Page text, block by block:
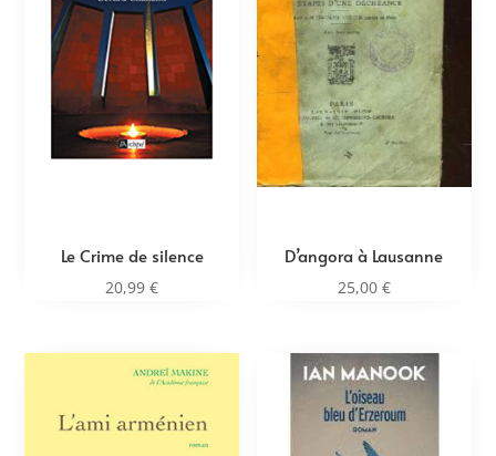
Le Crime de silence
20,99€
D’angora à Lausanne
25,00 €